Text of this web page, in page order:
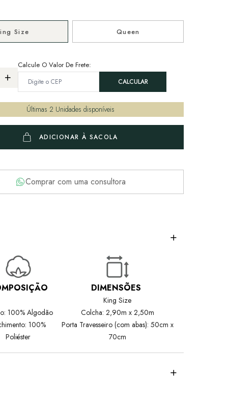
Size Queen
Calcule O Valor De Frete:
Últimas 2 Unidades disponíveis
ADICIONAR À SACOLA
Comprar com uma consultora
100% Algodão
100%
Poliéster
DIMENSÕES
King Size
Colcha: 2,90m x 2,50m
Porta Travesseiro (com abas): 50cm x
70cm